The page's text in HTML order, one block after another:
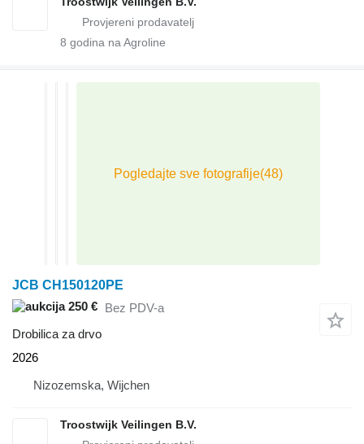
8 godina na Agroline
JCB CH150120PE
250 € Bez PDV-a
Drobilica za drvo
2026
Nizozemska, Wijchen
Troostwijk Veilingen B.V.